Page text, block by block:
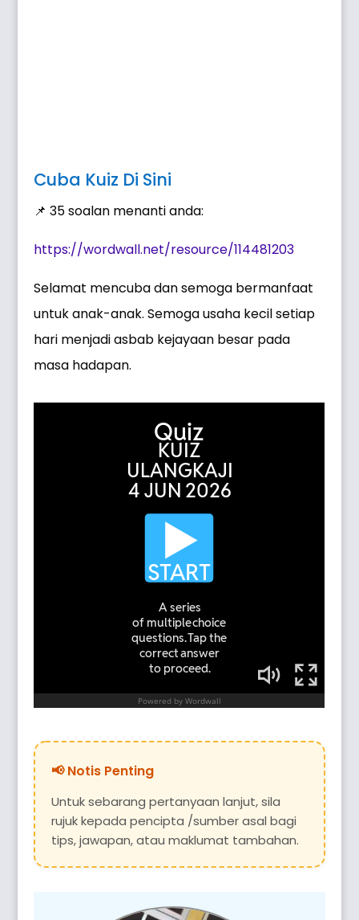
Cuba Kuiz Di Sini
📌 35 soalan menanti anda:
https://wordwall.net/resource/114481203
Selamat mencuba dan semoga bermanfaat
untuk anak-anak. Semoga usaha kecil setiap
hari menjadi asbab kejayaan besar pada
masa hadapan.
Untuk sebarang pertanyaan lanjut, sila
rujuk kepada pencipta /sumber asal bagi
tips, jawapan, atau maklumat tambahan.